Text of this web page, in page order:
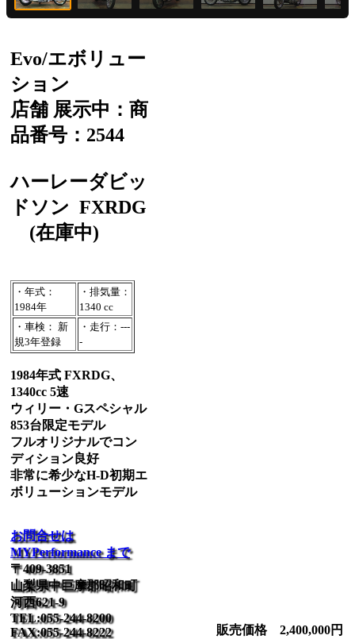
Evo/エボリュー
ション
店舗 展示中：商
品番号：2544
ハーレーダビッ
ドソン FXRDG
(在庫中)
・年式：
1984年
・排気量：
1340 cc
・車検： 新
規3年登録
・走行：---
-
1984年式 FXRDG、
1340cc 5速
ウィリー・Gスペシャル
853台限定モデル
フルオリジナルでコン
ディション良好
非常に希少なH-D初期エ
ボリューションモデル
お問合せは
MYPerformance まで
〒409-3851
山梨県中巨摩郡昭和町
河西621-9
TEL:055-244-8200
FAX:055-244-8222
販売価格 2,400,000円